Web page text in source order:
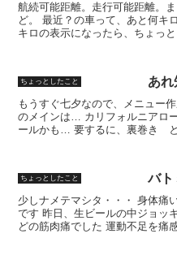
航続可能距離。走行可能距離。
ど。 最近？の車って、あと何キ
キロの表示になったら、ちょっ
ちょっとしたこと あれ
もうすぐ七夕なので、メニュー
のメインは… カリフォルニアロ
ールかも… 要するに、裏巻き
ちょっとしたこと バト
少しナメテマシタ・・・ 身体痛
です 昨日、生ビールの中ジョッ
どの筋肉痛でした 運動不足を痛